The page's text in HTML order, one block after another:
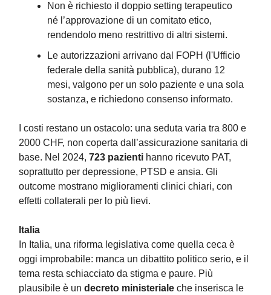
Non è richiesto il doppio setting terapeutico
né l’approvazione di un comitato etico,
rendendolo meno restrittivo di altri sistemi.
Le autorizzazioni arrivano dal FOPH (l'Ufficio
federale della sanità pubblica), durano 12
mesi, valgono per un solo paziente e una sola
sostanza, e richiedono consenso informato.
I costi restano un ostacolo: una seduta varia tra 800 e
2000 CHF, non coperta dall’assicurazione sanitaria di
base. Nel 2024, 723 pazienti hanno ricevuto PAT,
soprattutto per depressione, PTSD e ansia. Gli
outcome mostrano miglioramenti clinici chiari, con
effetti collaterali per lo più lievi.
Italia
In Italia, una riforma legislativa come quella ceca è
oggi improbabile: manca un dibattito politico serio, e il
tema resta schiacciato da stigma e paure. Più
plausibile è un decreto ministeriale che inserisca le